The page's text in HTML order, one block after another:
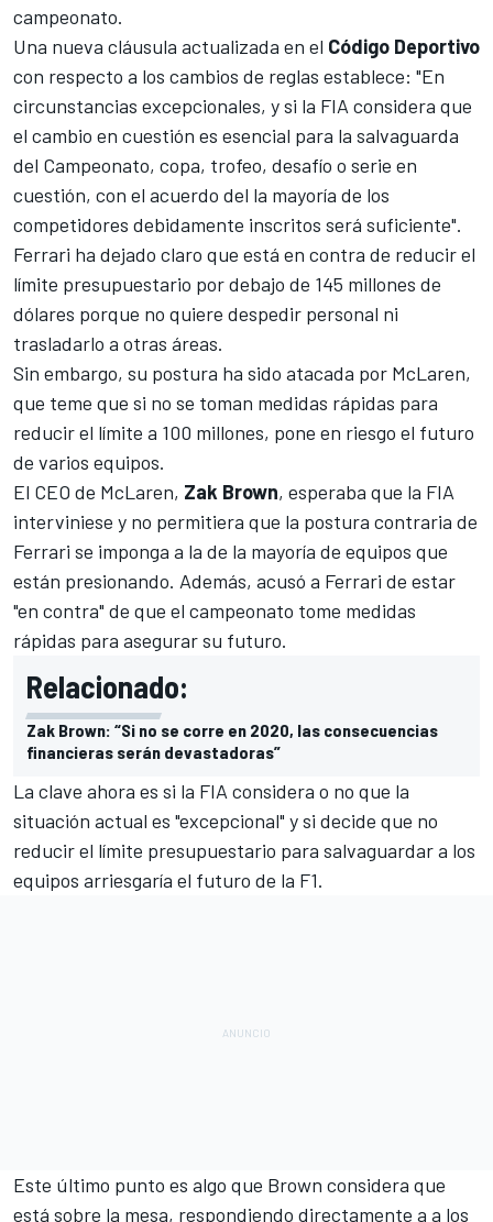
campeonato.
Una nueva cláusula actualizada en el Código Deportivo
con respecto a los cambios de reglas establece: "En
circunstancias excepcionales, y si la FIA considera que
el cambio en cuestión es esencial para la salvaguarda
del Campeonato, copa, trofeo, desafío o serie en
cuestión, con el acuerdo del la mayoría de los
competidores debidamente inscritos será suficiente".
Ferrari ha dejado claro que está en contra de reducir el
límite presupuestario por debajo de 145 millones de
dólares porque no quiere despedir personal ni
trasladarlo a otras áreas.
Sin embargo, su postura ha sido atacada por McLaren,
que teme que si no se toman medidas rápidas para
reducir el límite a 100 millones, pone en riesgo el futuro
de varios equipos.
El CEO de McLaren, Zak Brown, esperaba que la FIA
interviniese y no permitiera que la postura contraria de
Ferrari se imponga a la de la mayoría de equipos que
están presionando. Además, acusó a Ferrari de estar
"en contra" de que el campeonato tome medidas
rápidas para asegurar su futuro.
Relacionado:
Zak Brown: “Si no se corre en 2020, las consecuencias
financieras serán devastadoras”
La clave ahora es si la FIA considera o no que la
situación actual es "excepcional" y si decide que no
reducir el límite presupuestario para salvaguardar a los
equipos arriesgaría el futuro de la F1.
Este último punto es algo que Brown considera que
está sobre la mesa, respondiendo directamente a a los